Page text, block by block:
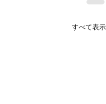
すべて表示